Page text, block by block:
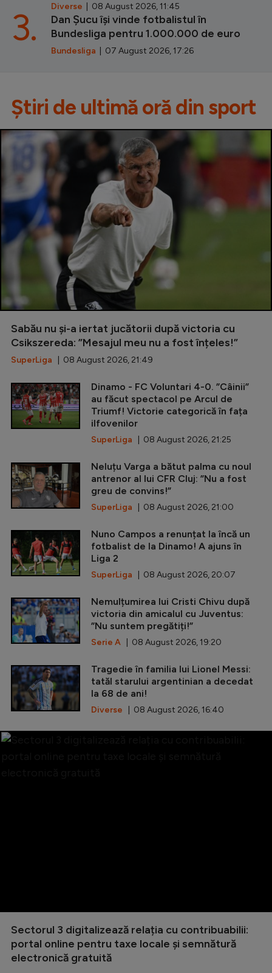
Diverse | 08 August 2026, 11:45
Dan Șucu își vinde fotbalistul în
Bundesliga pentru 1.000.000 de euro
Bundesliga | 07 August 2026, 17:26
3.
Știri de ultimă oră din sport
Sabău nu și-a iertat jucătorii după victoria cu
Csikszereda: ”Mesajul meu nu a fost înțeles!”
SuperLiga | 08 August 2026, 21:49
Dinamo - FC Voluntari 4-0. ”Câinii”
au făcut spectacol pe Arcul de
Triumf! Victorie categorică în fața
ilfovenilor
SuperLiga | 08 August 2026, 21:25
Neluțu Varga a bătut palma cu noul
antrenor al lui CFR Cluj: ”Nu a fost
greu de convins!”
SuperLiga | 08 August 2026, 21:00
Nuno Campos a renunțat la încă un
fotbalist de la Dinamo! A ajuns în
Liga 2
SuperLiga | 08 August 2026, 20:07
Nemulțumirea lui Cristi Chivu după
victoria din amicalul cu Juventus:
”Nu suntem pregătiți!”
Serie A | 08 August 2026, 19:20
Tragedie în familia lui Lionel Messi:
tatăl starului argentinian a decedat
la 68 de ani!
Diverse | 08 August 2026, 16:40
Sectorul 3 digitalizează relația cu contribuabilii:
portal online pentru taxe locale și semnătură
electronică gratuită